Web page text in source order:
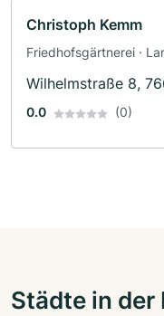
Christoph Kemm
Friedhofsgärtnerei ·
Wilhelmstraße 8,
0.0 (0)
Städte in der